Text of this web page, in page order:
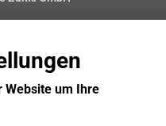
Website um Ihre